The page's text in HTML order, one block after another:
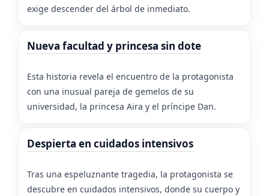
exige descender del árbol de inmediato.
Nueva facultad y princesa sin dote
Esta historia revela el encuentro de la protagonista
con una inusual pareja de gemelos de su
universidad, la princesa Aira y el príncipe Dan.
Despierta en cuidados intensivos
Tras una espeluznante tragedia, la protagonista se
descubre en cuidados intensivos, donde su cuerpo y